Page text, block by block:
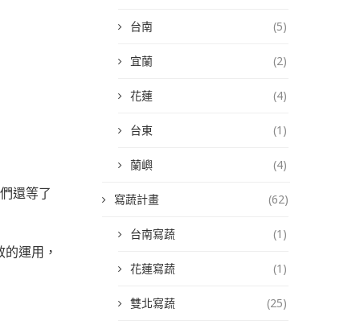
還等了
運用，
台南 (5)
宜蘭 (2)
花蓮 (4)
台東 (1)
蘭嶼 (4)
寫蔬計畫 (62)
台南寫蔬 (1)
花蓮寫蔬 (1)
雙北寫蔬 (25)